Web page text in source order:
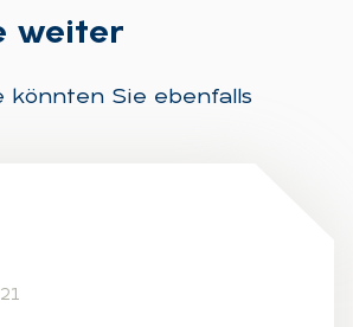
wei­ter
könnten Sie ebenfalls